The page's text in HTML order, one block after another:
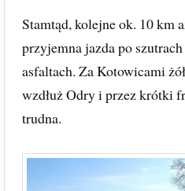
Stamtąd, kolejne ok. 10 km
przyjemna jazda po
asfaltach. Za Kotowicami
wzdłuż Odry i przez krótki
trudna.